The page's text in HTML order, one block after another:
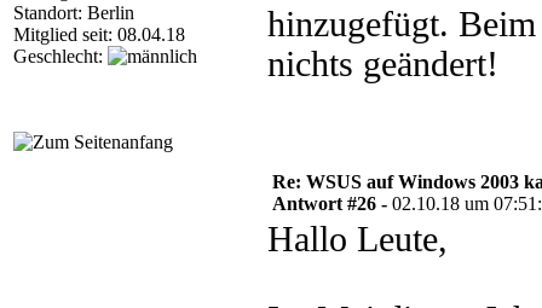
Standort: Berlin
Mitglied seit: 08.04.18
Geschlecht:
hinzugefügt.
nichts geändert!
Re: WSUS auf Windows 2003
Antwort #26 - 02.10.18 um
Hallo Leute,